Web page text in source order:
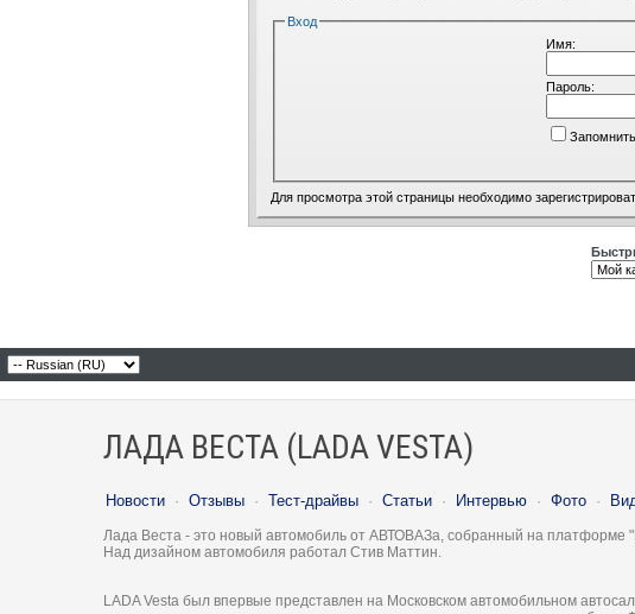
Вход
Имя:
Пароль:
Для просмотра этой страницы необходимо
ЛАДА ВЕСТА (LADA VESTA)
Новости · Отзывы · Тест-драйвы · Статьи · Интервью · Фото ·
Лада Веста - это новый автомобиль от АВТОВАЗа, собранный на платформе
Над дизайном автомобиля работал Стив Маттин.
LADA Vesta был впервые представлен на Московском автомобильном